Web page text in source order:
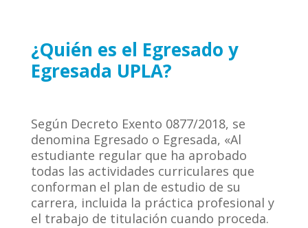
¿Quién es el Egresado y
Egresada UPLA?
Según Decreto Exento 0877/2018, se
denomina Egresado o Egresada, «Al
estudiante regular que ha aprobado
todas las actividades curriculares que
conforman el plan de estudio de su
carrera, incluida la práctica profesional y
el trabajo de titulación cuando proceda.